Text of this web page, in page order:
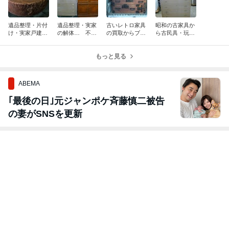
遺品整理・片付
け・実家戸建て
遺品整理・実家
の解体… 不用
古いレトロ家具
の買取からブラ
しております。
昭和の古家具か
ら古民具・玩
もっと見る
ABEMA
｢最後の日｣元ジャンポケ斉藤慎二被告
の妻がSNSを更新